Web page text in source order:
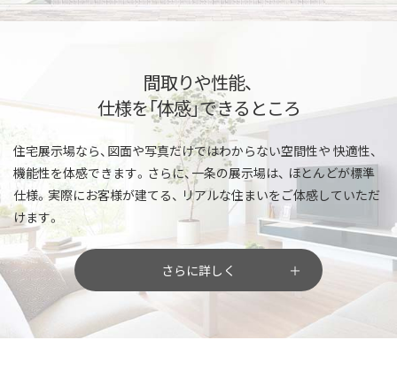
間取りや性能、
仕様を「体感」できるところ
住宅展示場なら、図面や写真だけではわからない空間性や 快適性、
機能性を体感できます。さらに、一条の展示場は、 ほとんどが標準
仕様。実際にお客様が建てる、 リアルな住まいをご体感していただ
けます。
さらに詳しく